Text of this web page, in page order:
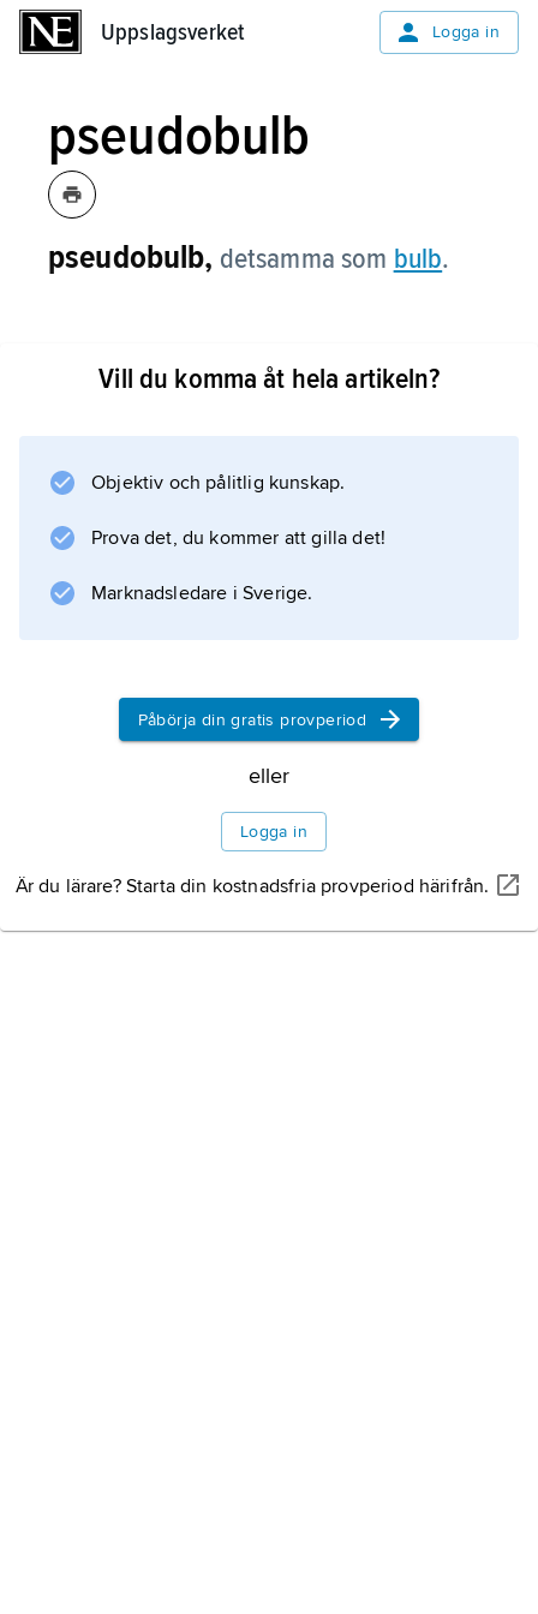
Uppslagsverket Logga in
pseudobulb
pseudobulb, detsamma som bulb.
Vill du komma åt hela artikeln?
Objektiv och pålitlig kunskap.
Prova det, du kommer att gilla det!
Marknadsledare i Sverige.
Påbörja din gratis provperiod
eller
Logga in
Är du lärare? Starta din kostnadsfria provperiod härifrån.